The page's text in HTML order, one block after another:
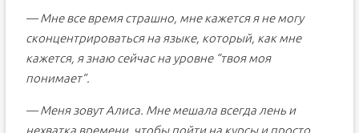
— Мне все время страшно, мне кажется я не могу
сконцентрироваться на языке, который, как мне
кажется, я знаю сейчас на уровне “твоя моя
понимает”.
— Меня зовут Алиса. Мне мешала всегда лень и
нехватка времени, чтобы пойти на курсы и просто